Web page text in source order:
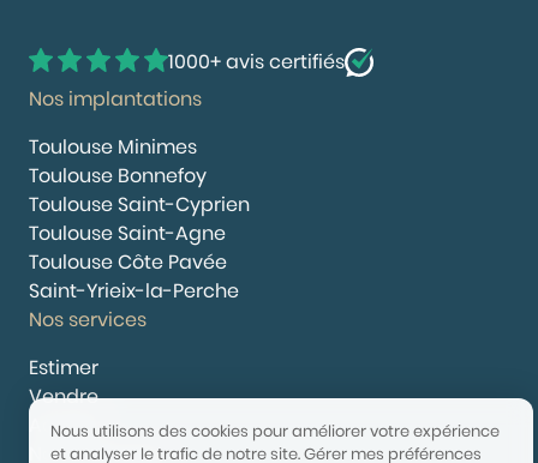
1000+ avis certifiés
Nos implantations
Toulouse Minimes
Toulouse Bonnefoy
Toulouse Saint-Cyprien
Toulouse Saint-Agne
Toulouse Côte Pavée
Saint-Yrieix-la-Perche
Nos services
Estimer
Vendre
Acheter
Nous rejoindre
Nous utilisons des cookies pour améliorer votre expérience
et analyser le trafic de notre site.Gérer mes préférences